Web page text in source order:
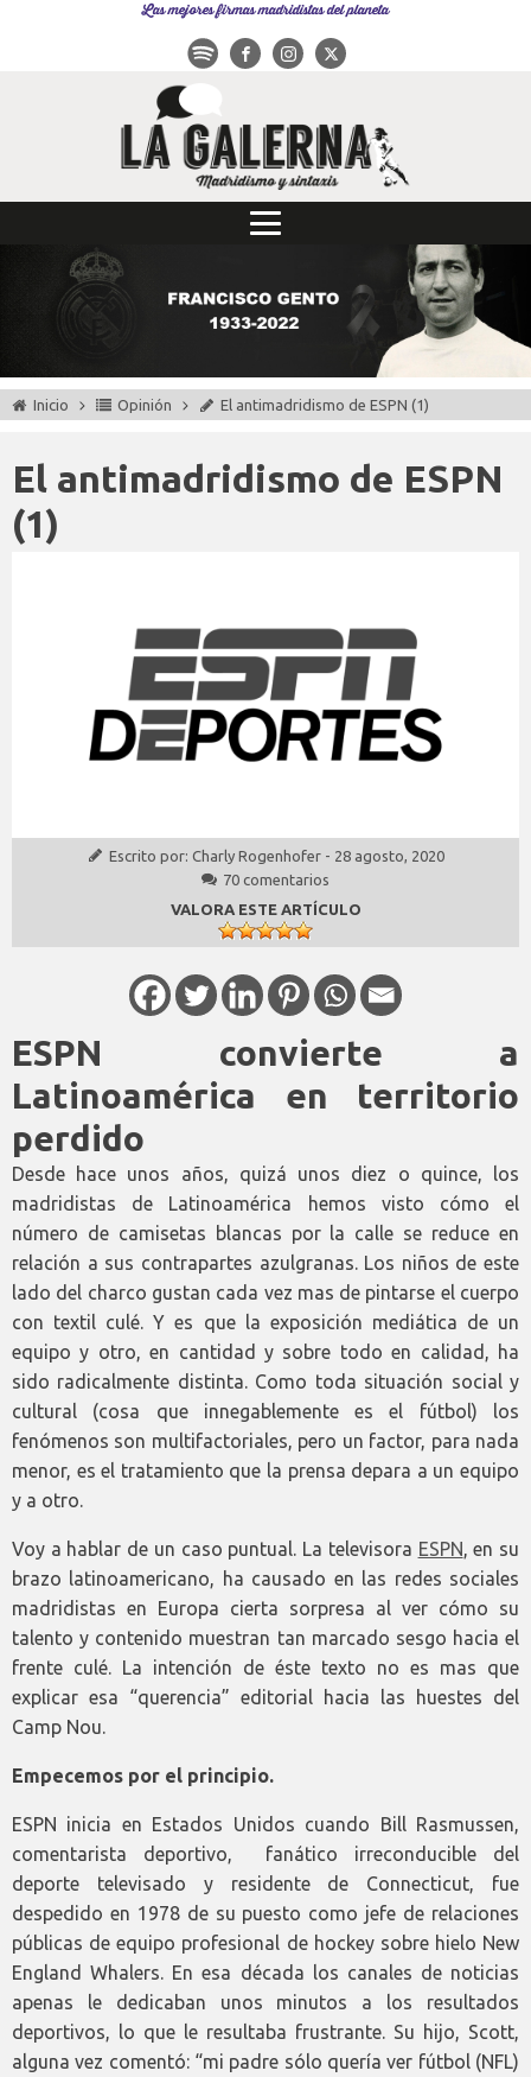
Las mejores firmas madridistas del planeta
Inicio Opinión El antimadridismo de ESPN (1)
El antimadridismo de ESPN
(1)
Escrito por: Charly Rogenhofer- 28 agosto, 2020
70 comentarios
VALORA ESTE ARTÍCULO
ESPN convierte a
Latinoamérica en territorio
perdido
Desde hace unos años, quizá unos diez o quince, los
madridistas de Latinoamérica hemos visto cómo el
número de camisetas blancas por la calle se reduce en
relación a sus contrapartes azulgranas. Los niños de este
lado del charco gustan cada vez mas de pintarse el cuerpo
con textil culé. Y es que la exposición mediática de un
equipo y otro, en cantidad y sobre todo en calidad, ha
sido radicalmente distinta. Como toda situación social y
cultural (cosa que innegablemente es el fútbol) los
fenómenos son multifactoriales, pero un factor, para nada
menor, es el tratamiento que la prensa depara a un equipo
y a otro.
Voy a hablar de un caso puntual. La televisora ESPN, en su
brazo latinoamericano, ha causado en las redes sociales
madridistas en Europa cierta sorpresa al ver cómo su
talento y contenido muestran tan marcado sesgo hacia el
frente culé. La intención de éste texto no es mas que
explicar esa “querencia” editorial hacia las huestes del
Camp Nou.
Empecemos por el principio.
ESPN inicia en Estados Unidos cuando Bill Rasmussen,
comentarista deportivo, fanático irreconducible del
deporte televisado y residente de Connecticut, fue
despedido en 1978 de su puesto como jefe de relaciones
públicas de equipo profesional de hockey sobre hielo New
England Whalers. En esa década los canales de noticias
apenas le dedicaban unos minutos a los resultados
deportivos, lo que le resultaba frustrante. Su hijo, Scott,
alguna vez comentó: “mi padre sólo quería ver fútbol (NFL)